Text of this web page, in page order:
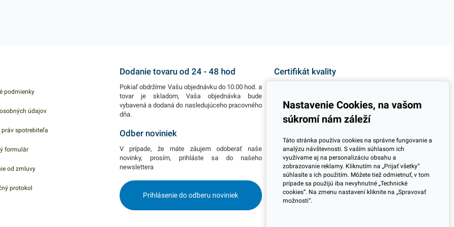
podmienky
údajov
práv spotrebiteľa
formulár
od zmluvy
protokol
Dodanie tovaru od 24 - 48 hod
Pokiaľ obdržíme Vašu objednávku do 10.00 hod. a
tovar je skladom, Vaša objednávka bude
vybavená a dodaná do nasledujúceho pracovného
dňa.
Odber noviniek
V prípade, že máte záujem odoberať naše
novinky, prosím, prihláste sa do našeho
newslettera
Prihlásenie do odberu noviniek
Certifikát kvality
jeden z dôležitých ukazovateľov zodpovedného
podnikania.
Potrebujete viac informácií ohľadom pravidelnej
dlhodobej spolupráce pri odberoch? Prosím
skontaktujte sa s naším obchodným tímom a
dohodnite si stretnutie kdekoľvek na Slovensku.
Radi Vás navštívime.
Nastavenie Cookies, na vašom
súkromí nám záleží
Táto stránka používa cookies na správne fungovanie a
analýzu návštevnosti. S vaším súhlasom ich
využívame aj na personalizáciu obsahu a
zobrazovanie reklamy. Kliknutím na „Prijať všetky“
súhlasíte s ich použitím. Môžete tiež odmietnuť, v tom
prípade sa použijú iba nevyhnutné „Technické
cookies“. Na zmenu nastavení kliknite na „Spravovať
možnosti“.